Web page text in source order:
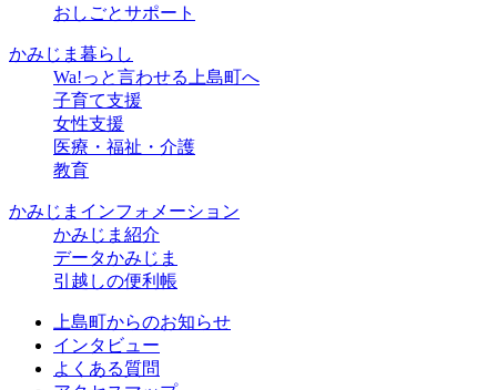
おしごとサポート
かみじま暮らし
Wa!っと言わせる上島町へ
子育て支援
女性支援
医療・福祉・介護
教育
かみじまインフォメーション
かみじま紹介
データかみじま
引越しの便利帳
上島町からのお知らせ
インタビュー
よくある質問